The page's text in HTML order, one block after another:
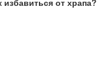
избавиться от храпа?